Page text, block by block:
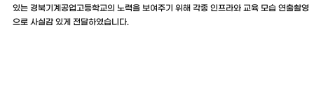
있는 경북기계공업고등학교의 노력을 보여주기 위해 각종 인프라와 교육 모습 연출촬영
으로 사실감 있게 전달하였습니다.